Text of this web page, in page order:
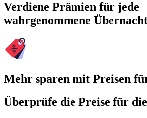
Verdiene Prämien für jede
wahrgenommene
Mehr sparen mit Preisen
Überprüfe die Preise für